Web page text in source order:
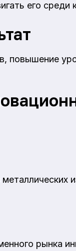
его среди
повышение
рынка